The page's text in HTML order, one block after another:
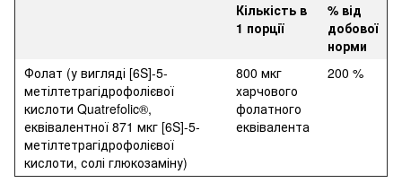
Кількість в
1 порції
% від
добової
норми
Фолат (у вигляді [6S]-5-
метілтетрагідрофолієвої
кислоти Quatrefolic®,
еквівалентної 871 мкг [6S]-5-
метілтетрагідрофолієвої
кислоти, солі глюкозаміну)
800 мкг
харчового
фолатного
еквівалента
200 %